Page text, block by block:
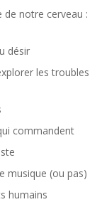
de notre cerveau :
désir
les troubles
commandent
musique (ou pas)
humains